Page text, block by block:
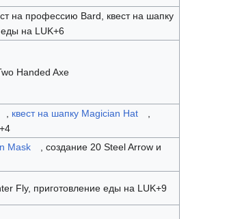
на профессию Bard, квест на шапку
на LUK+6
Handed Axe
, квест на шапку Magician Hat
,
Mask
, создание 20 Steel Arrow и
Fly, приготовление еды на LUK+9